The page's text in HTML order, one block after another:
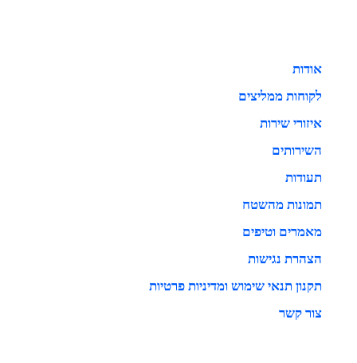
אודות
לקוחות ממליצים
איזורי שירות
השירותים
תעודות
תמונות מהשטח
מאמרים וטיפים
הצהרת נגישות
תקנון תנאי שימוש ומדיניות פרטיות
צור קשר